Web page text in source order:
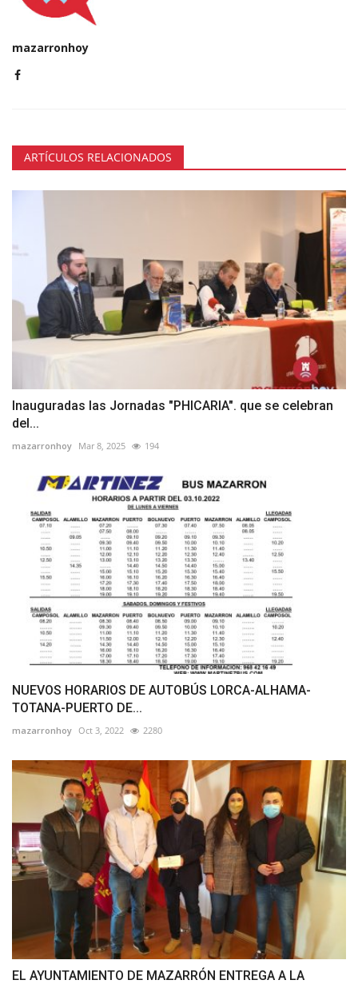
mazarronhoy
ARTÍCULOS RELACIONADOS
Inauguradas las Jornadas "PHICARIA". que se celebran
del...
mazarronhoy Mar 8, 2025 194
NUEVOS HORARIOS DE AUTOBÚS LORCA-ALHAMA-
TOTANA-PUERTO DE...
mazarronhoy Oct 3, 2022 2280
EL AYUNTAMIENTO DE MAZARRÓN ENTREGA A LA